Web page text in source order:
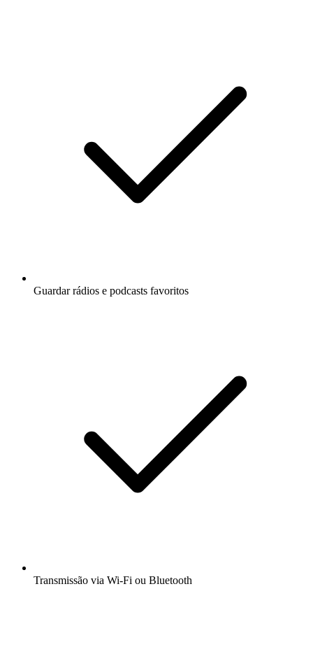
Guardar rádios e podcasts favoritos
Transmissão via Wi-Fi ou Bluetooth